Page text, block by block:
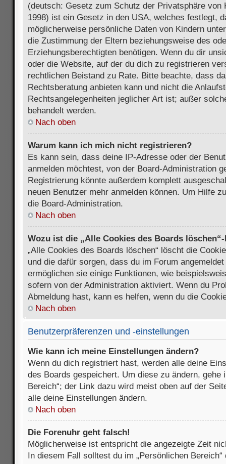
(deutsch: Gesetz zum Schutz der Privatsphäre von
1998) ist ein Gesetz in den USA, welches festlegt,
möglicherweise persönliche Daten von Kindern
die Zustimmung der Eltern beziehungsweise des
Erziehungsberechtigten benötigen. Wenn du dir
oder die Website, auf der du dich zu registrieren
rechtlichen Beistand zu Rate. Bitte beachte, dass
Rechtsberatung anbieten kann und nicht die
Rechtsangelegenheiten jeglicher Art ist; außer
behandelt werden.
Nach oben
Warum kann ich mich nicht registrieren?
Es kann sein, dass deine IP-Adresse oder der
anmelden möchtest, von der Board-Administration
Registrierung könnte außerdem komplett
neuen Benutzer mehr anmelden können. Um Hilfe
die Board-Administration.
Nach oben
Wozu ist die „Alle Cookies des Boards
„Alle Cookies des Boards löschen“ löscht die
und die dafür sorgen, dass du im Forum
ermöglichen sie einige Funktionen, wie
sofern von der Administration aktiviert. Wenn du
Abmeldung hast, kann es helfen, wenn du die
Nach oben
Benutzerpräferenzen und -einstellungen
Wie kann ich meine Einstellungen ändern?
Wenn du dich registriert hast, werden alle deine
des Boards gespeichert. Um diese zu ändern, gehe
Bereich“; der Link dazu wird meist oben auf der
alle deine Einstellungen ändern.
Nach oben
Die Forenuhr geht falsch!
Möglicherweise ist entspricht die angezeigte Zeit
In diesem Fall solltest du im „Persönlichen